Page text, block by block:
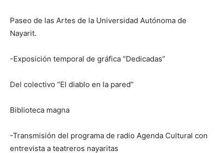
Paseo de las Artes de la Universidad Autónoma de
Nayarit.
-Exposición temporal de gráfica “Dedicadas”
Del colectivo “El diablo en la pared”
Biblioteca magna
-Transmisión del programa de radio Agenda Cultural con
entrevista a teatreros nayaritas